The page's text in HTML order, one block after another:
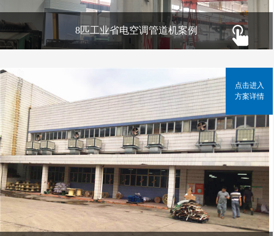
8匹工业省电空调管道机案例
点击进入
方案详情